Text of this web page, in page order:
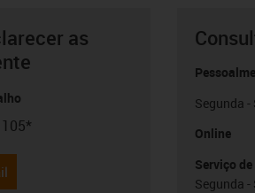
as
Segunda
Online
Serviço
Segunda